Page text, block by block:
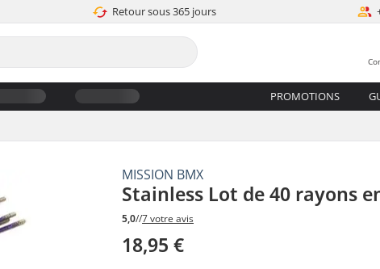
Retour sous 365 jours
PROMOTIONS
MISSION BMX
Stainless Lot de 40 rayons
5,0//7 votre avis
18,95 €